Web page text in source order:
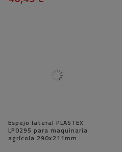
Espejo lateral PLASTEX
LP0295 para maquinaria
agrícola 290x211mm